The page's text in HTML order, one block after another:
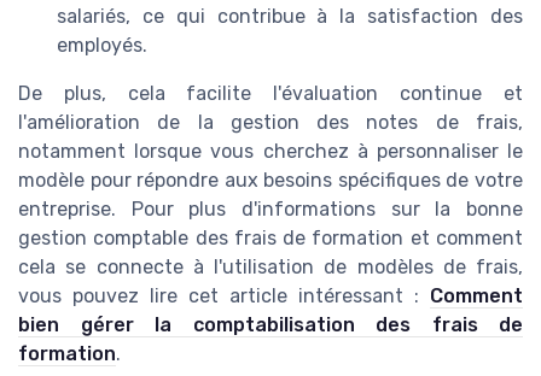
salariés, ce qui contribue à la satisfaction des
employés.
De plus, cela facilite l'évaluation continue et
l'amélioration de la gestion des notes de frais,
notamment lorsque vous cherchez à personnaliser le
modèle pour répondre aux besoins spécifiques de votre
entreprise. Pour plus d'informations sur la bonne
gestion comptable des frais de formation et comment
cela se connecte à l'utilisation de modèles de frais,
vous pouvez lire cet article intéressant : Comment
bien gérer la comptabilisation des frais de
formation.